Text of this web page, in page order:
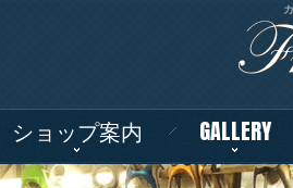
ショップ案内 GALLERY